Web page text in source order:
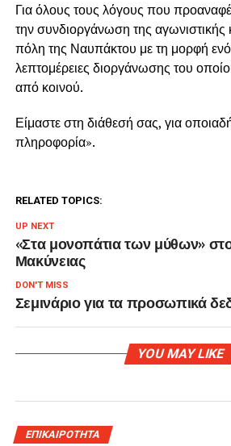
Για όλους τους λόγους που
την συνδιοργάνωση της αγωνιστικής
πόλη της Ναυπάκτου με τη μορφή
λεπτομέρειες διοργάνωσης του
από κοινού.
Είμαστε στη διάθεσή σας, για
πληροφορία».
RELATED TOPICS:
UP NEXT
«Στα μονοπάτια των μύθων»
Μακύνειας
DON'T MISS
Σεμινάριο για τα προσωπικά
YOU MAY LIKE
ΕΠΙΚΑΙΡΟΤΗΤΑ